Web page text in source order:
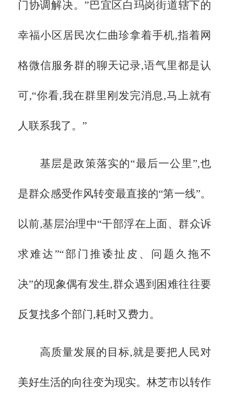
门协调解决。”巴宜区白玛岗街道辖下的
幸福小区居民次仁曲珍拿着手机,指着网
格微信服务群的聊天记录,语气里都是认
可,“你看,我在群里刚发完消息,马上就有
人联系我了。”
基层是政策落实的“最后一公里”,也
是群众感受作风转变最直接的“第一线”。
以前,基层治理中“干部浮在上面、群众诉
求难达”“部门推诿扯皮、问题久拖不
决”的现象偶有发生,群众遇到困难往往要
反复找多个部门,耗时又费力。
高质量发展的目标,就是要把人民对
美好生活的向往变为现实。林芝市以转作